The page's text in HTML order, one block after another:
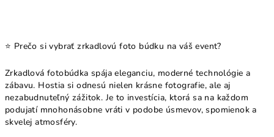
⭐ Prečo si vybrať zrkadlovú foto búdku na váš event?
Zrkadlová fotobúdka spája eleganciu, moderné technológie a
zábavu. Hostia si odnesú nielen krásne fotografie, ale aj
nezabudnuteľný zážitok. Je to investícia, ktorá sa na každom
podujatí mnohonásobne vráti v podobe úsmevov, spomienok a
skvelej atmosféry.